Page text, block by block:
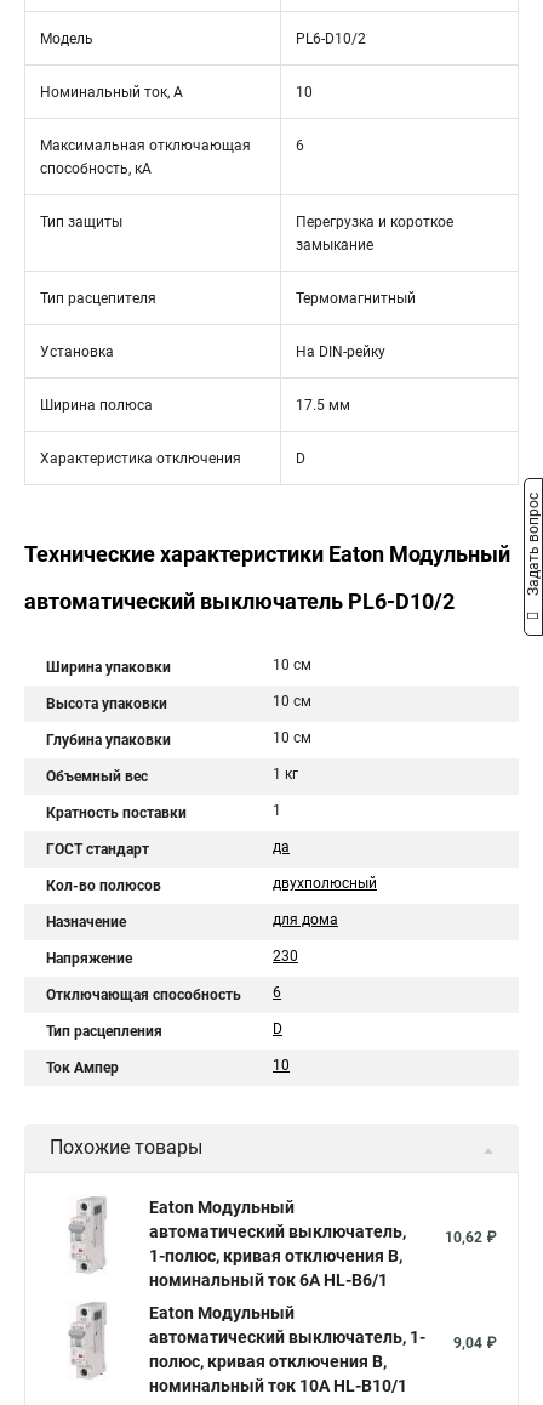
Модель PL6-D10/2
Номинальный ток, А 10
Максимальная отключающая
способность, кА
6
Тип защиты
Перегрузка и короткое
замыкание
Тип расцепителя Термомагнитный
Установка На DIN-рейку
Ширина полюса 17.5 мм
Характеристика отключения D
Технические характеристики Eaton Модульный
автоматический выключатель PL6-D10/2
Ширина упаковки 10 см
Высота упаковки 10 см
Глубина упаковки 10 см
Объемный вес 1 кг
Кратность поставки 1
ГОСТ стандарт да
Кол-во полюсов двухполюсный
Назначение для дома
Напряжение 230
Отключающая способность 6
Тип расцепления D
Ток Ампер 10
Похожие товары
Eaton Модульный
автоматический выключатель,
1-полюс, кривая отключения B,
номинальный ток 6А HL-B6/1
10,62 ₽
Eaton Модульный
автоматический выключатель, 1-
полюс, кривая отключения B,
номинальный ток 10А HL-B10/1
9,04 ₽
Задать вопрос